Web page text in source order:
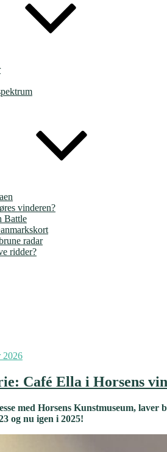
vinderen?
Battle
radar
ridder?
2026
Café Ella i Horsens
med Horsens Kunstmuseum,
og nu igen i 2025!